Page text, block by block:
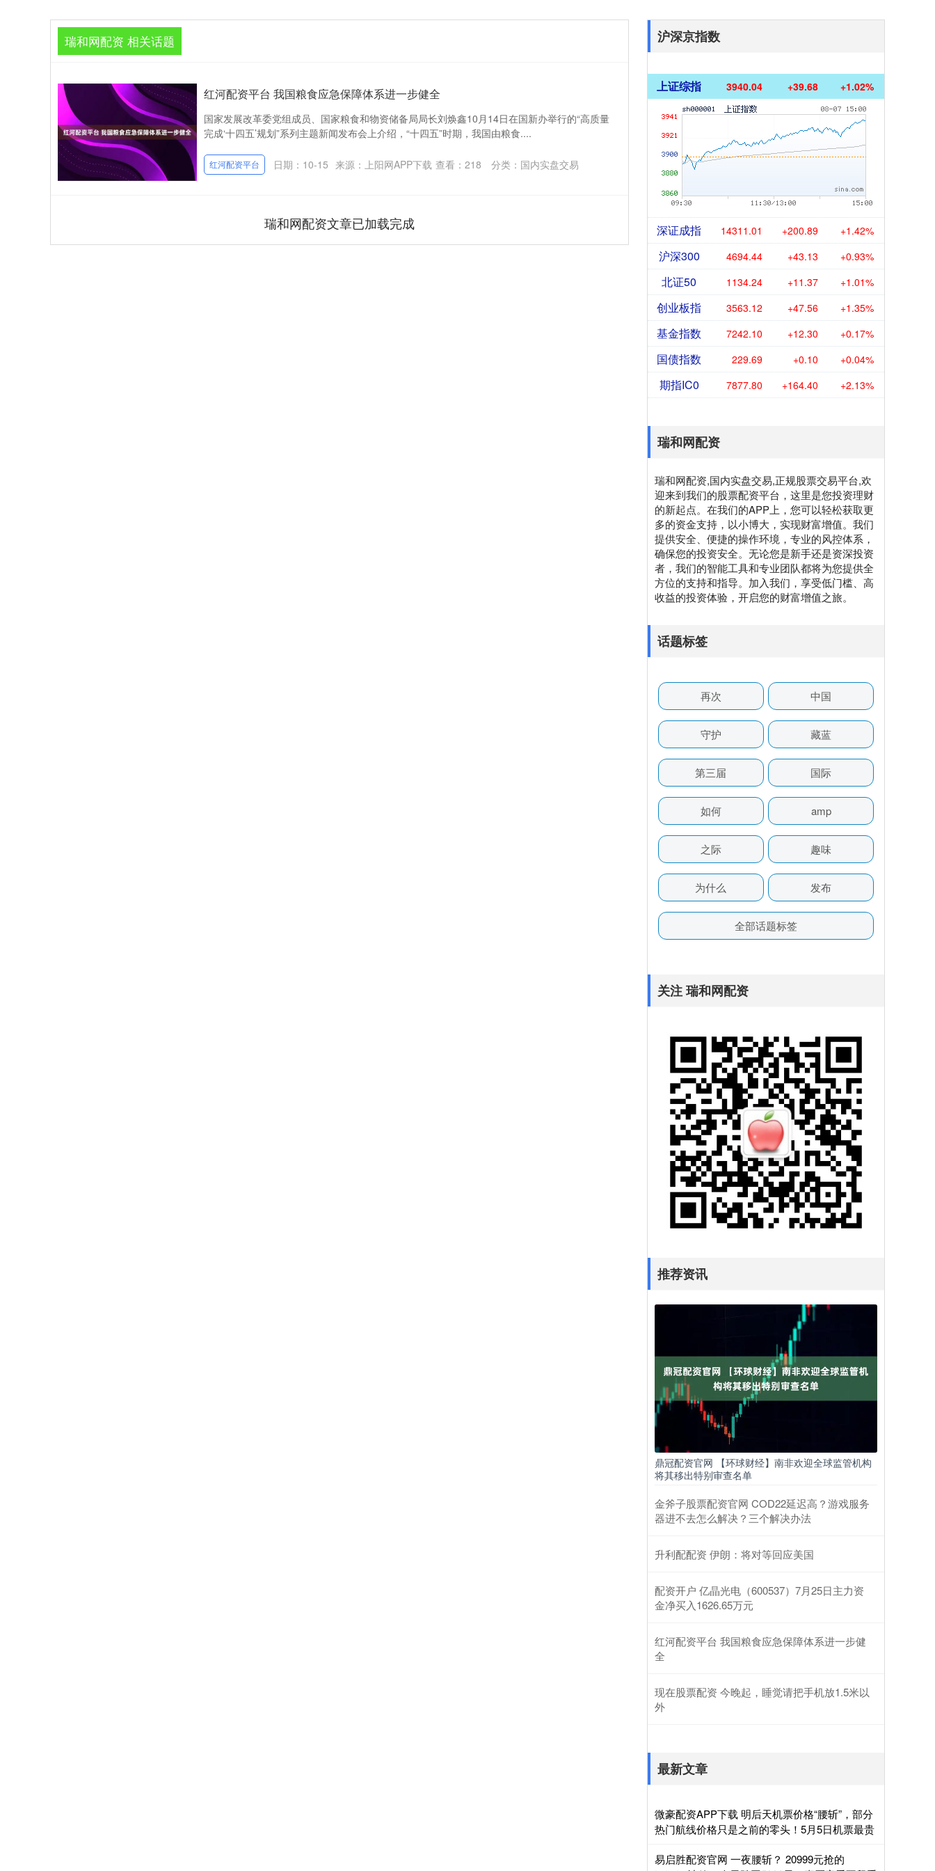
瑞和网配资 相关话题
红河配资平台 我国粮食应急保障体系进一步健全
国家发展改革委党组成员、国家粮食和物资储备局局长刘焕鑫10月14日在国新办举行的“高质量
完成‘十四五’规划”系列主题新闻发布会上介绍，“十四五”时期，我国由粮食....
红河配资平台 日期：10-15 来源：上阳网APP下载 查看： 218 分类： 国内实盘交易
瑞和网配资文章已加载完成
沪深京指数
上证综指 3940.04 +39.68 +1.02%
深证成指 14311.01 +200.89 +1.42%
沪深300 4694.44 +43.13 +0.93%
北证50 1134.24 +11.37 +1.01%
创业板指 3563.12 +47.56 +1.35%
基金指数 7242.10 +12.30 +0.17%
国债指数 229.69 +0.10 +0.04%
期指IC0 7877.80 +164.40 +2.13%
瑞和网配资
瑞和网配资,国内实盘交易,正规股票交易平台,欢
迎来到我们的股票配资平台，这里是您投资理财
的新起点。在我们的APP上，您可以轻松获取更
多的资金支持，以小博大，实现财富增值。我们
提供安全、便捷的操作环境，专业的风控体系，
确保您的投资安全。无论您是新手还是资深投资
者，我们的智能工具和专业团队都将为您提供全
方位的支持和指导。加入我们，享受低门槛、高
收益的投资体验，开启您的财富增值之旅。
话题标签
再次 中国
守护 藏蓝
第三届 国际
如何 amp
之际 趣味
为什么 发布
全部话题标签
关注 瑞和网配资
推荐资讯
鼎冠配资官网 【环球财经】南非欢迎全球监管机构
将其移出特别审查名单
金斧子股票配资官网 COD22延迟高？游戏服务
器进不去怎么解决？三个解决办法
升利配配资 伊朗：将对等回应美国
配资开户 亿晶光电（600537）7月25日主力资
金净买入1626.65万元
红河配资平台 我国粮食应急保障体系进一步健
全
现在股票配资 今晚起，睡觉请把手机放1.5米以
外
最新文章
微豪配资APP下载 明后天机票价格“腰斩”，部分
热门航线价格只是之前的零头！5月5日机票最贵
易启胜配资官网 一夜腰斩？ 20999元抢的